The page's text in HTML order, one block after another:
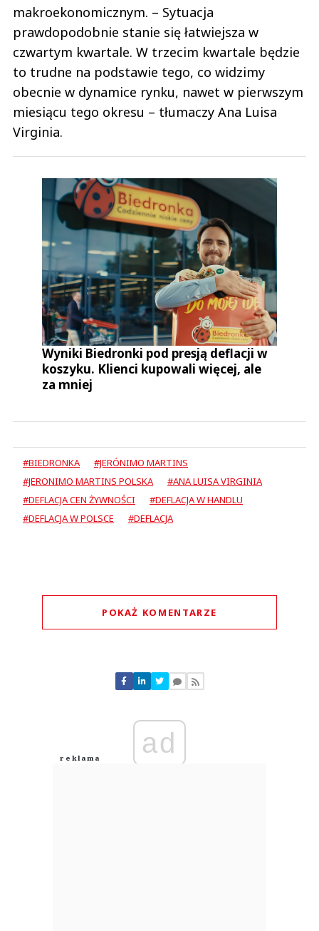
makroekonomicznym. – Sytuacja
prawdopodobnie stanie się łatwiejsza w
czwartym kwartale. W trzecim kwartale będzie
to trudne na podstawie tego, co widzimy
obecnie w dynamice rynku, nawet w pierwszym
miesiącu tego okresu – tłumaczy Ana Luisa
Virginia.
Wyniki Biedronki pod presją deflacji w
koszyku. Klienci kupowali więcej, ale
za mniej
#BIEDRONKA
#JERÓNIMO MARTINS
#JERONIMO MARTINS POLSKA
#ANA LUISA VIRGINIA
#DEFLACJA CEN ŻYWNOŚCI
#DEFLACJA W HANDLU
#DEFLACJA W POLSCE
#DEFLACJA
POKAŻ KOMENTARZE
Nie znaleziono komentarzy
Zostaw swoje komentarze
Anuluj
ad